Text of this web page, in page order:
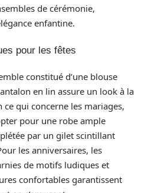
de cérémonie,
enfantine.
pour les fêtes
constitué d’une blouse
en lin assure un look à la
qui concerne les mariages,
pour une robe ample
par un gilet scintillant
les anniversaires, les
de motifs ludiques et
confortables garantissent